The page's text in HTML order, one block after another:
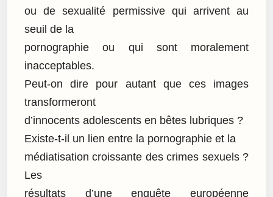
ou de sexualité permissive qui arrivent au
seuil de la
pornographie ou qui sont moralement
inacceptables.
Peut-on dire pour autant que ces images
transformeront
d’innocents adolescents en bêtes lubriques ?
Existe-t-il un lien entre la pornographie et la
médiatisation croissante des crimes sexuels ?
Les
résultats d’une enquête européenne